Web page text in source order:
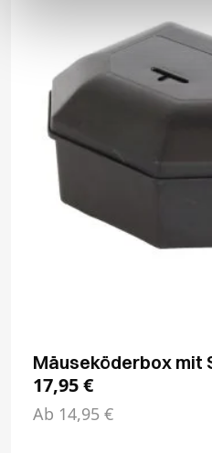
Mäuseköderbox mit
17,95€
Ab 14,95 €